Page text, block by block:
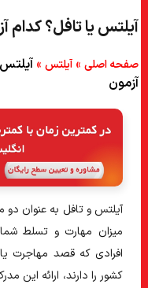
آیلتس یا تافل؟ کدام
صفحه اصلی»آیلتس»آیلتس
آزمون
آیلتس و تافل به عنوان
میزان مهارت و تسلط
افرادی که قصد مهاجرت
کشور را دارند، ارائه این